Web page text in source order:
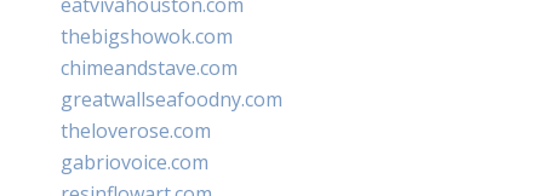
thebigshowok.com
chimeandstave.com
greatwallseafoodny.com
theloverose.com
gabriovoice.com